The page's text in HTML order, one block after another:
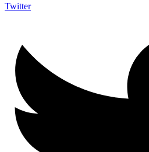
Twitter